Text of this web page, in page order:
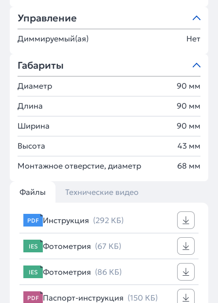
Управление
Диммируемый(ая) Нет
Габариты
Диаметр 90 мм
Длина 90 мм
Ширина 90 мм
Высота 43 мм
Монтажное отверстие, диаметр 68 мм
Файлы Технические видео
PDF Инструкция (292 КБ)
IES Фотометрия (67 КБ)
IES Фотометрия (86 КБ)
PDF Паспорт-инструкция (150 КБ)